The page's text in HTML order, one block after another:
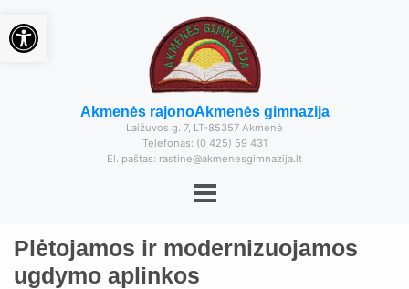
Akmenės rajonoAkmenės gimnazija
Laižuvos g. 7, LT-85357 Akmenė
Telefonas: (0 425) 59 431
El. paštas: rastine@akmenesgimnazija.lt
Plėtojamos ir modernizuojamos
ugdymo aplinkos
Open toolbar